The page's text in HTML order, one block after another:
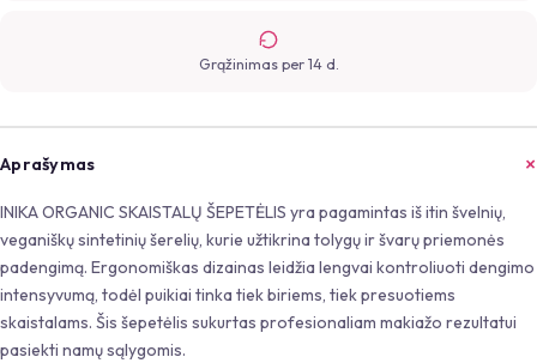
Grąžinimas per 14 d.
Aprašymas
INIKA ORGANIC SKAISTALŲ ŠEPETĖLIS yra pagamintas iš itin švelnių,
veganiškų sintetinių šerelių, kurie užtikrina tolygų ir švarų priemonės
padengimą. Ergonomiškas dizainas leidžia lengvai kontroliuoti dengimo
intensyvumą, todėl puikiai tinka tiek biriems, tiek presuotiems
skaistalams. Šis šepetėlis sukurtas profesionaliam makiažo rezultatui
pasiekti namų sąlygomis.